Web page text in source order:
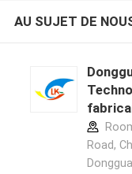
AU SUJET DE
Road,